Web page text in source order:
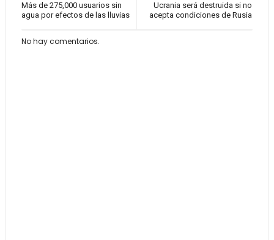
Ucrania será destruida si no
acepta condiciones de Rusia
Más de 275,000 usuarios sin
agua por efectos de las lluvias
No hay comentarios.